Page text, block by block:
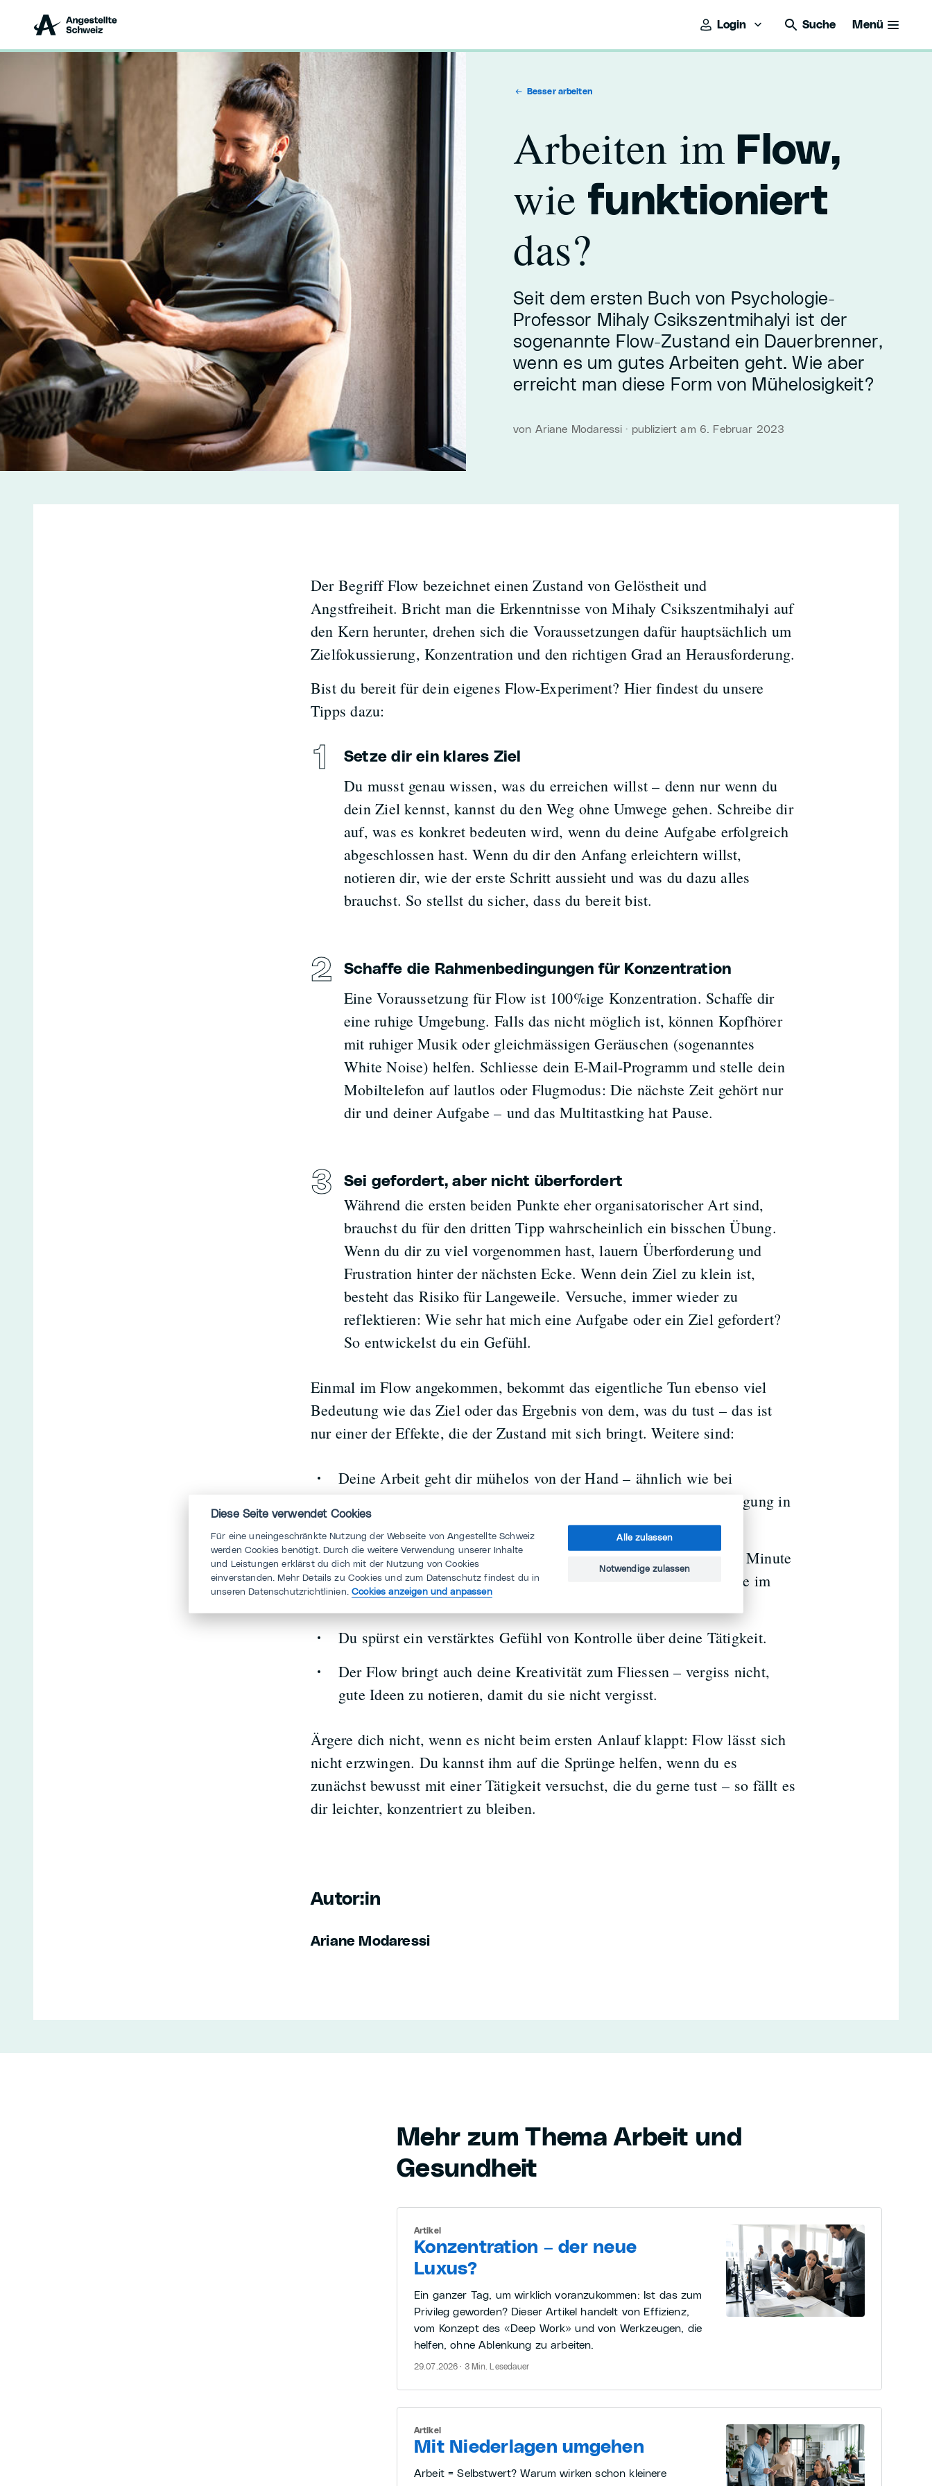
Login Suche Menü
Besser arbeiten
Arbeiten im Flow,
wiefunktioniert
das?
Seit dem ersten Buch von Psychologie-
Professor Mihaly Csikszentmihalyi ist der
sogenannte Flow-Zustand ein Dauerbrenner,
wenn es um gutes Arbeiten geht. Wie aber
erreicht man diese Form von Mühelosigkeit?
von Ariane Modaressi · publiziert am 6. Februar 2023
Der Begriff Flow bezeichnet einen Zustand von Gelöstheit und
Angstfreiheit. Bricht man die Erkenntnisse von Mihaly Csikszentmihalyi auf
den Kern herunter, drehen sich die Voraussetzungen dafür hauptsächlich um
Zielfokussierung, Konzentration und den richtigen Grad an Herausforderung.
Bist du bereit für dein eigenes Flow-Experiment? Hier findest du unsere
Tipps dazu:
Setze dir ein klares Ziel
Du musst genau wissen, was du erreichen willst – denn nur wenn du
dein Ziel kennst, kannst du den Weg ohne Umwege gehen. Schreibe dir
auf, was es konkret bedeuten wird, wenn du deine Aufgabe erfolgreich
abgeschlossen hast. Wenn du dir den Anfang erleichtern willst,
notieren dir, wie der erste Schritt aussieht und was du dazu alles
brauchst. So stellst du sicher, dass du bereit bist.
Schaffe die Rahmenbedingungen für Konzentration
Eine Voraussetzung für Flow ist 100%ige Konzentration. Schaffe dir
eine ruhige Umgebung. Falls das nicht möglich ist, können Kopfhörer
mit ruhiger Musik oder gleichmässigen Geräuschen (sogenanntes
White Noise) helfen. Schliesse dein E-Mail-Programm und stelle dein
Mobiltelefon auf lautlos oder Flugmodus: Die nächste Zeit gehört nur
dir und deiner Aufgabe – und das Multitastking hat Pause.
Sei gefordert, aber nicht überfordert
Während die ersten beiden Punkte eher organisatorischer Art sind,
brauchst du für den dritten Tipp wahrscheinlich ein bisschen Übung.
Wenn du dir zu viel vorgenommen hast, lauern Überforderung und
Frustration hinter der nächsten Ecke. Wenn dein Ziel zu klein ist,
besteht das Risiko für Langeweile. Versuche, immer wieder zu
reflektieren: Wie sehr hat mich eine Aufgabe oder ein Ziel gefordert?
So entwickelst du ein Gefühl.
Einmal im Flow angekommen, bekommt das eigentliche Tun ebenso viel
Bedeutung wie das Ziel oder das Ergebnis von dem, was du tust – das ist
nur einer der Effekte, die der Zustand mit sich bringt. Weitere sind:
Deine Arbeit geht dir mühelos von der Hand – ähnlich wie bei
Marathonläufer*innen im Flow, in deren Empfinden die Anstrengung in
den Hintergrund rückt.
Im tiefen Flow scheint das normale Zeitgefühl aufgehoben: Eine Minute
kann sich anfühlen wie eine Stunde – oder Stunden vergehen wie im
Flug.
Du spürst ein verstärktes Gefühl von Kontrolle über deine Tätigkeit.
Der Flow bringt auch deine Kreativität zum Fliessen – vergiss nicht,
gute Ideen zu notieren, damit du sie nicht vergisst.
Ärgere dich nicht, wenn es nicht beim ersten Anlauf klappt: Flow lässt sich
nicht erzwingen. Du kannst ihm auf die Sprünge helfen, wenn du es
zunächst bewusst mit einer Tätigkeit versuchst, die du gerne tust – so fällt es
dir leichter, konzentriert zu bleiben.
Autor:in
Ariane Modaressi
Mehr zum Thema Arbeit und
Gesundheit
Konzentration – der neue
Luxus?
Artikel
Ein ganzer Tag, um wirklich voranzukommen: Ist das zum
Privileg geworden? Dieser Artikel handelt von Effizienz,
vom Konzept des «Deep Work» und von Werkzeugen, die
helfen, ohne Ablenkung zu arbeiten.
29.07.2026 · 3 Min. Lesedauer
Mit Niederlagen umgehen
Artikel
Arbeit = Selbstwert? Warum wirken schon kleinere
Diese Seite verwendet Cookies
Für eine uneingeschränkte Nutzung der Webseite von Angestellte Schweiz
werden Cookies benötigt. Durch die weitere Verwendung unserer Inhalte
und Leistungen erklärst du dich mit der Nutzung von Cookies
einverstanden. Mehr Details zu Cookies und zum Datenschutz findest du in
unseren Datenschutzrichtlinien.Cookies anzeigen und anpassen
Alle zulassen
Notwendige zulassen